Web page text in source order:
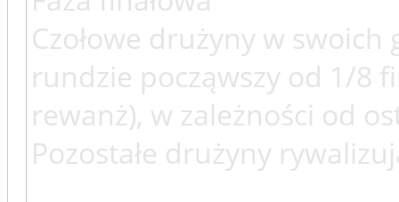
Czołowe drużyny w
rundzie począwszy od 1/8
rewanż), w zależności od
Pozostałe drużyny